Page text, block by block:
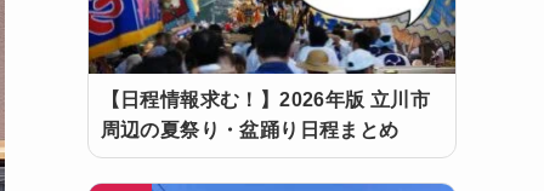
【日程情報求む！】2026年版 立川市
周辺の夏祭り・盆踊り日程まとめ